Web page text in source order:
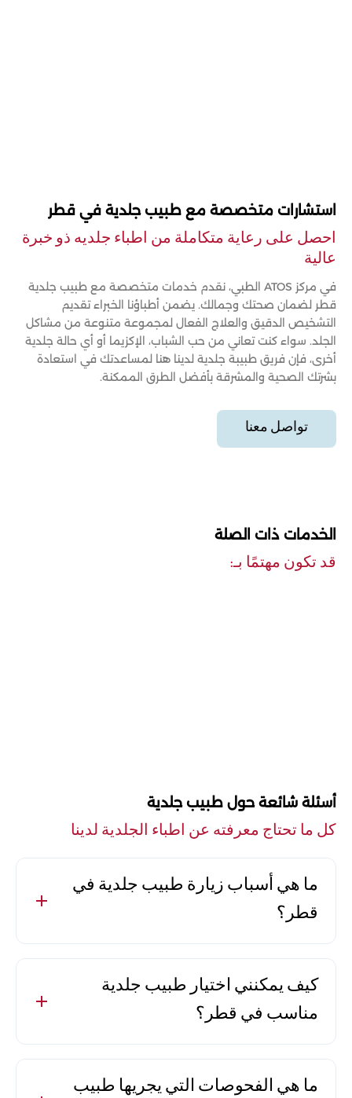
استشارات متخصصة مع طبيب جلدية في قطر
احصل على رعاية متكاملة من اطباء جلديه ذو خبرة
عالية
في مركز ATOS الطبي، نقدم خدمات متخصصة مع طبيب جلدية
قطر لضمان صحتك وجمالك. يضمن أطباؤنا الخبراء تقديم
التشخيص الدقيق والعلاج الفعال لمجموعة متنوعة من مشاكل
الجلد. سواء كنت تعاني من حب الشباب، الإكزيما أو أي حالة جلدية
أخرى، فإن فريق طبيبة جلدية لدينا هنا لمساعدتك في استعادة
بشرتك الصحية والمشرقة بأفضل الطرق الممكنة.
تواصل معنا
الخدمات ذات الصلة
قد تكون مهتمًا بـ:
أسئلة شائعة حول طبيب جلدية
كل ما تحتاج معرفته عن اطباء الجلدية لدينا
ما هي أسباب زيارة طبيب جلدية في
قطر؟
توجد عدة أسباب لزيارة طبيب جلدية في قطر،
منها مشاكل البشرة مثل الحبوب والطفح
الجلدي، بالإضافة إلى أمراض الجلد المزمنة
كالصدفية والأكزيما. كذلك يمكن للطبيب
تقديم النصائح حول العناية بالبشرة والحماية
من الشمس.
كيف يمكنني اختيار طبيب جلدية
مناسب في قطر؟
لاختيار طبيب جلدية مناسب في قطر، يجب
التحقق من مؤهلات الطبيب وخبرته. يُفضل
ما هي الفحوصات التي يجريها طبيب